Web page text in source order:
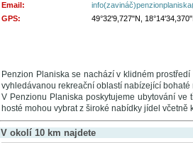
Email:
GPS:
49°32'9,727"N,
Penzion Planiska se nachází v klidném
vyhledávanou rekreační oblastí nabízející
V Penzionu Planiska poskytujeme ubytování
hosté mohou vybrat z široké nabídky jídel včetně
V okolí 10 km najdete